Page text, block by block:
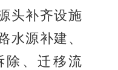
头补齐设施
水源补建、
除、迁移流